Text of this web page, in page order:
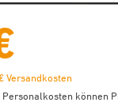
Versandkosten
können